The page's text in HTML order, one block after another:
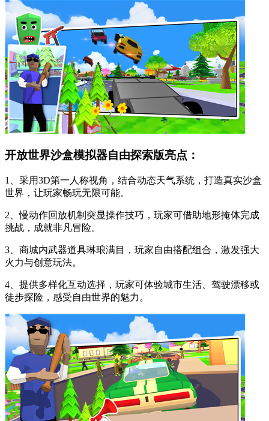
开放世界沙盒模拟器自由探索版亮点：
1、采用3D第一人称视角，结合动态天气系统，打造真实沙盒
世界，让玩家畅玩无限可能。
2、慢动作回放机制突显操作技巧，玩家可借助地形掩体完成
挑战，成就非凡冒险。
3、商城内武器道具琳琅满目，玩家自由搭配组合，激发强大
火力与创意玩法。
4、提供多样化互动选择，玩家可体验城市生活、驾驶漂移或
徒步探险，感受自由世界的魅力。